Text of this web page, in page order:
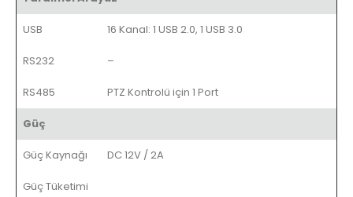
USB 16 Kanal: 1 USB 2.0, 1 USB 3.0
RS232 –
RS485 PTZ Kontrolü için 1 Port
Güç
Güç Kaynağı DC 12V / 2A
Güç Tüketimi